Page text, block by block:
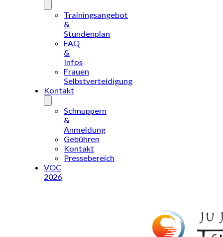
Trainingsangebot
&
Stundenplan
FAQ
&
Infos
Frauen
Selbstverteidigung
Kontakt
Schnuppern
&
Anmeldung
Gebühren
Kontakt
Pressebereich
VOC
2026